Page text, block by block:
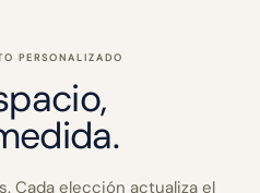
PERSONALIZADO
Cada elección actualiza el